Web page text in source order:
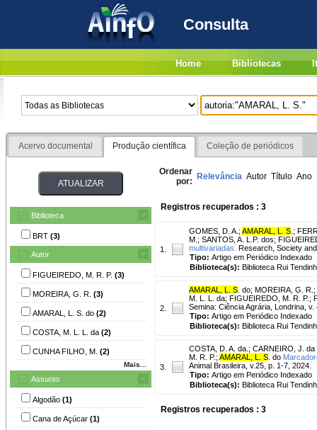
Consulta
Home Bibliotecas
Acervo documental Produção científica Coleção de periódicos
Biblioteca
BRT (3)
Autor
FIGUEIREDO, M. R. P. (3)
MOREIRA, G. R. (3)
AMARAL, L. S. do (2)
COSTA, M. L. L. da (2)
CUNHA FILHO, M. (2)
Mais...
Assunto
Algodão (1)
Cana de Açúcar (1)
Ordenar
por: Relevância Autor Título Ano
Registros recuperados : 3
1.
GOMES, D. A. ; AMARAL, L. S ;
M. ; SANTOS, A. L.P. dos;
multivariadas. Research, Society
Tipo: Artigo em Periódico Indexado
Biblioteca(s): Biblioteca Rui
2.
AMARAL, L. S . do; MOREIRA, G. R. ;
M. L. L. da; FIGUEIREDO, M. R. P. ;
Semina: Ciência Agrária, Londrina,
Tipo: Artigo em Periódico Indexado
Biblioteca(s): Biblioteca Rui
3.
COSTA, D. A. da. ; CARNEIRO, J. da
M. R. P. ; AMARAL, L. S . do
Animal Brasileira, v.25, p. 1-7, 2024.
Tipo: Artigo em Periódico Indexado
Biblioteca(s): Biblioteca Rui
Registros recuperados : 3